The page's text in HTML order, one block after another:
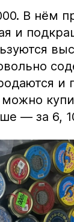
В нём
и
и
— за 6,